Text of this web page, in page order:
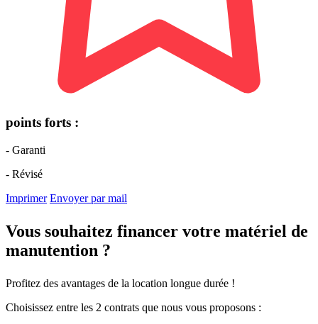
points forts :
- Garanti
- Révisé
Imprimer Envoyer par mail
Vous souhaitez financer votre matériel de
manutention ?
Profitez des avantages de la location longue durée !
Choisissez entre les 2 contrats que nous vous proposons :